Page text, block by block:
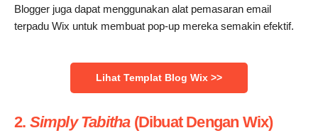
Blogger juga dapat menggunakan alat pemasaran email
terpadu Wix untuk membuat pop-up mereka semakin efektif.
Lihat Templat Blog Wix >>
2. Simply Tabitha(Dibuat Dengan Wix)